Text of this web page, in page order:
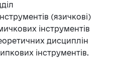
(язичкові)
інструментів
дисциплін
інструментів.